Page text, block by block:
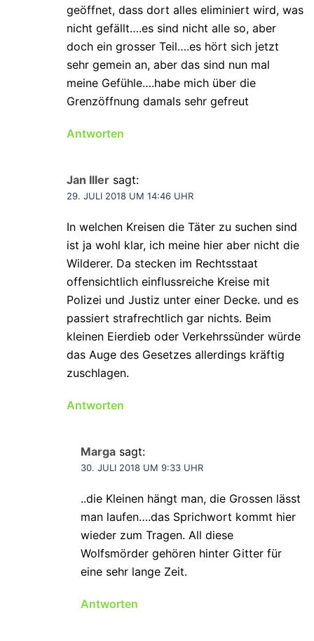
geöffnet, dass dort alles eliminiert wird, was
nicht gefällt….es sind nicht alle so, aber
doch ein grosser Teil….es hört sich jetzt
sehr gemein an, aber das sind nun mal
meine Gefühle….habe mich über die
Grenzöffnung damals sehr gefreut
Antworten
Jan Iller sagt:
29. JULI 2018 UM 14:46 UHR
In welchen Kreisen die Täter zu suchen sind
ist ja wohl klar, ich meine hier aber nicht die
Wilderer. Da stecken im Rechtsstaat
offensichtlich einflussreiche Kreise mit
Polizei und Justiz unter einer Decke. und es
passiert strafrechtlich gar nichts. Beim
kleinen Eierdieb oder Verkehrssünder würde
das Auge des Gesetzes allerdings kräftig
zuschlagen.
Antworten
Marga sagt:
30. JULI 2018 UM 9:33 UHR
..die Kleinen hängt man, die Grossen lässt
man laufen….das Sprichwort kommt hier
wieder zum Tragen. All diese
Wolfsmörder gehören hinter Gitter für
eine sehr lange Zeit.
Antworten